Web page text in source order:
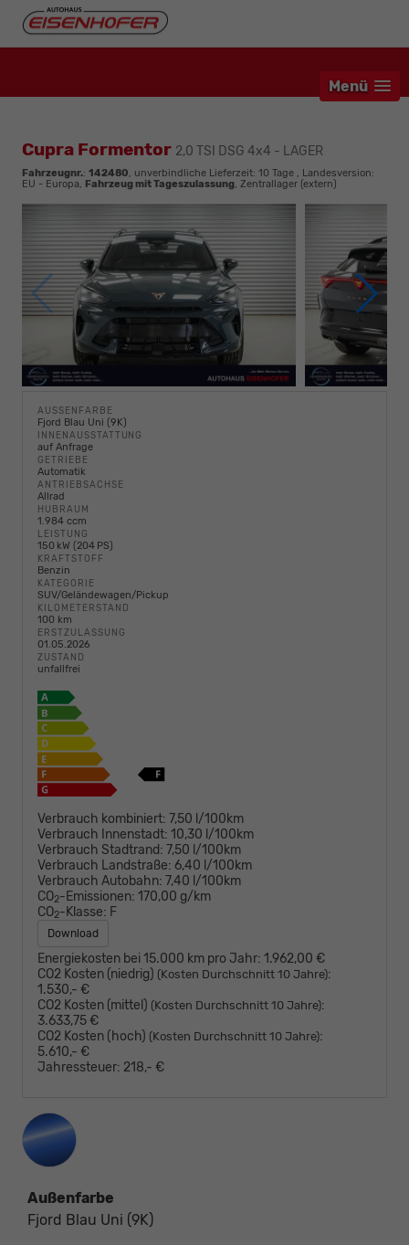
Menü
Cupra Formentor 2,0 TSI DSG 4x4 - LAGER
Fahrzeugnr.: 142480, unverbindliche Lieferzeit: 10 Tage , Landesversion:
EU - Europa, Fahrzeug mit Tageszulassung, Zentrallager (extern)
AUSSENFARBE
Fjord Blau Uni (9K)
INNENAUSSTATTUNG
auf Anfrage
GETRIEBE
Automatik
ANTRIEBSACHSE
Allrad
HUBRAUM
1.984 ccm
LEISTUNG
150 kW (204 PS)
KRAFTSTOFF
Benzin
KATEGORIE
SUV/Geländewagen/Pickup
KILOMETERSTAND
100 km
ERSTZULASSUNG
01.05.2026
ZUSTAND
unfallfrei
Verbrauch kombiniert: 7,50 l/100km
Verbrauch Innenstadt: 10,30 l/100km
Verbrauch Stadtrand: 7,50 l/100km
Verbrauch Landstraße: 6,40 l/100km
Verbrauch Autobahn: 7,40 l/100km
CO2-Emissionen: 170,00 g/km
CO2-Klasse: F
Download
Energiekosten bei 15.000 km pro Jahr: 1.962,00 €
CO2 Kosten (niedrig) (Kosten Durchschnitt 10 Jahre):
1.530,- €
CO2 Kosten (mittel) (Kosten Durchschnitt 10 Jahre):
3.633,75 €
CO2 Kosten (hoch) (Kosten Durchschnitt 10 Jahre):
5.610,- €
Jahressteuer: 218,- €
Außenfarbe
Fjord Blau Uni (9K)